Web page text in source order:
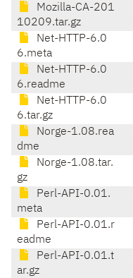
Mozilla-CA-201
10209.tar.gz
Net-HTTP-6.0
6.meta
Net-HTTP-6.0
6.readme
Net-HTTP-6.0
6.tar.gz
Norge-1.08.rea
dme
Norge-1.08.tar.
gz
Perl-API-0.01.
meta
Perl-API-0.01.r
eadme
Perl-API-0.01.t
ar.gz